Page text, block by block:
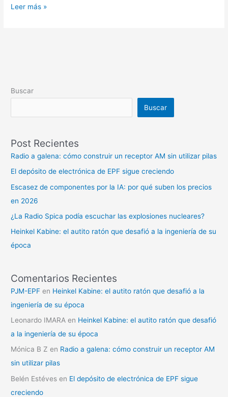
Leer más »
Buscar
Buscar
Post Recientes
Radio a galena: cómo construir un receptor AM sin utilizar pilas
El depósito de electrónica de EPF sigue creciendo
Escasez de componentes por la IA: por qué suben los precios
en 2026
¿La Radio Spica podía escuchar las explosiones nucleares?
Heinkel Kabine: el autito ratón que desafió a la ingeniería de su
época
Comentarios Recientes
PJM-EPF en Heinkel Kabine: el autito ratón que desafió a la
ingeniería de su época
Leonardo IMARA en Heinkel Kabine: el autito ratón que desafió
a la ingeniería de su época
Mónica B Z en Radio a galena: cómo construir un receptor AM
sin utilizar pilas
Belén Estéves en El depósito de electrónica de EPF sigue
creciendo